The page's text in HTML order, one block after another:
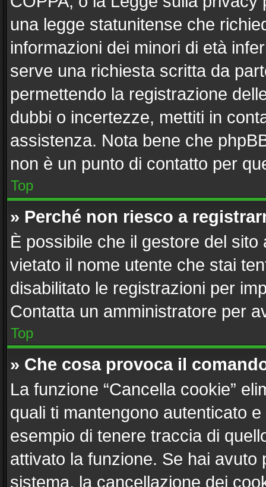
una legge statunitense che
informazioni dei minori di età
serve una richiesta scritta da
permettendo la registrazione
dubbi o incertezze, mettiti in
assistenza. Nota bene che
non è un punto di contatto per
Top
» Perché non riesco a
È possibile che il gestore del
vietato il nome utente che stai
disabilitato le registrazioni per
Contatta un amministratore per
Top
» Che cosa provoca il
La funzione “Cancella cookie”
quali ti mantengono autenticato
esempio di tenere traccia di
attivato la funzione. Se hai
sistema, la cancellazione dei